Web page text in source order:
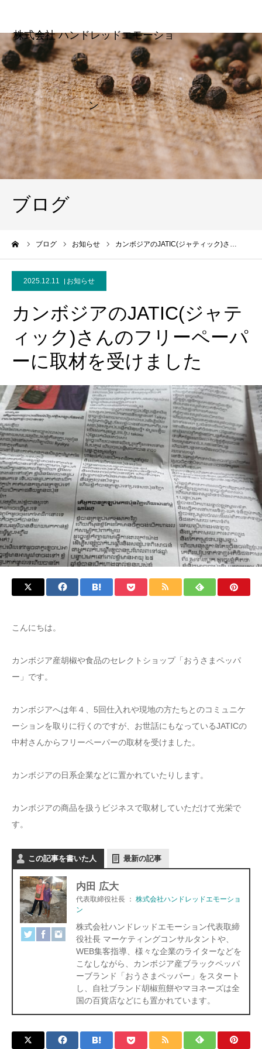
ブログ
ブログ お知らせ カンボジアのJATIC(ジャティック)さ…
2025.12.11 お知らせ
カンボジアのJATIC(ジャテ
ィック)さんのフリーペーパ
ーに取材を受けました
こんにちは。
カンボジア産胡椒や食品のセレクトショップ「おうさまペッパ
ー」です。
カンボジアへは年４、5回仕入れや現地の方たちとのコミュニケ
ーションを取りに行くのですが、お世話にもなっているJATICの
中村さんからフリーペーパーの取材を受けました。
カンボジアの日系企業などに置かれていたりします。
カンボジアの商品を扱うビジネスで取材していただけて光栄で
す。
この記事を書いた人 最新の記事
内田 広大
代表取締役社長 ： 株式会社ハンドレッドエモーショ
ン
株式会社ハンドレッドエモーション代表取締
役社長 マーケティングコンサルタントや、
WEB集客指導、様々な企業のライターなどを
こなしながら、カンボジア産ブラックペッパ
ーブランド「おうさまペッパー」をスタート
し、自社ブランド胡椒煎餅やマヨネーズは全
国の百貨店などにも置かれています。